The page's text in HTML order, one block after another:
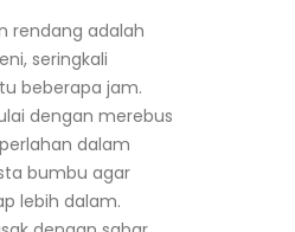
rendang adalah
seringkali
beberapa jam.
dengan merebus
dalam
bumbu agar
lebih dalam.